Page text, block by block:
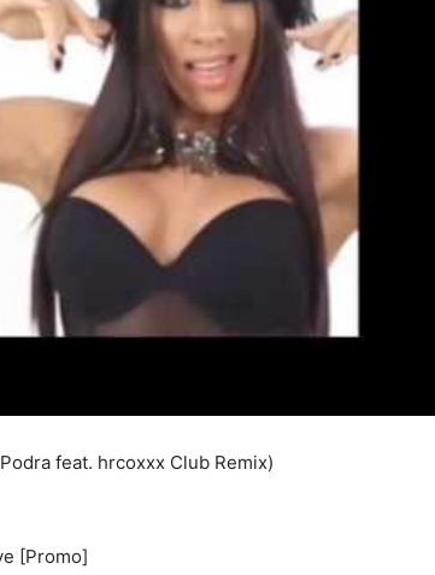
feat. hrcoxxx Club Remix)
[Promo]